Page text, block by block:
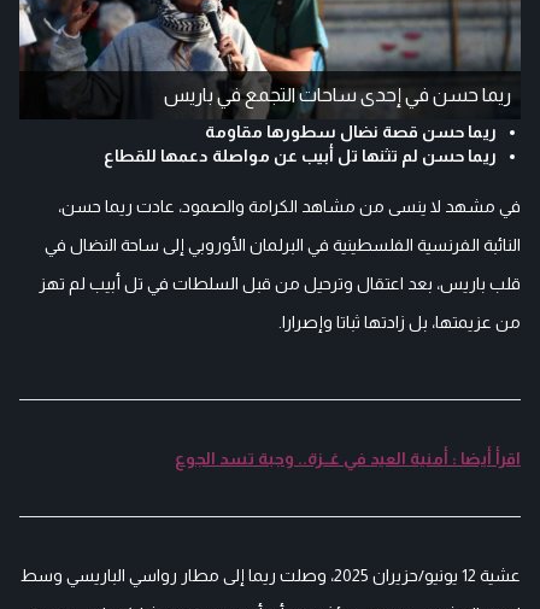
ريما حسن في إحدى ساحات التجمع في باريس
ريما حسن قصة نضال سطورها مقاومة
ريما حسن لم تثنها تل أبيب عن مواصلة دعمها للقطاع
في مشهد لا ينسى من مشاهد الكرامة والصمود، عادت ريما حسن،
النائبة الفرنسية الفلسطينية في البرلمان الأوروبي إلى ساحة النضال في
قلب باريس، بعد اعتقال وترحيل من قبل السلطات في تل أبيب لم تهز
من عزيمتها، بل زادتها ثباتا وإصرارا.
اقرأ أيضا : أمنية العيد في غــزة.. وجبة تسد الجوع
عشية 12 يونيو/حزيران 2025، وصلت ريما إلى مطار رواسي الباريسي وسط